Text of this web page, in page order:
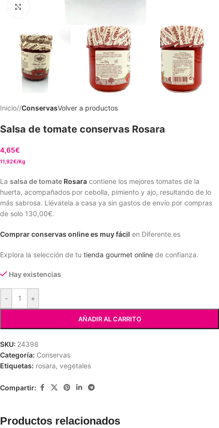
Inicio/ ConservasVolver a productos
Salsa de tomate conservas Rosara
4,65€
11,92€/Kg
La salsa de tomate Rosara contiene los mejores tomates de la
huerta, acompañados por cebolla, pimiento y ajo, resultando de lo
más sabrosa. Llévatela a casa ya sin gastos de envío por compras
de solo 130,00€.
Comprar conservas online es muy fácil en Diferente.es
Explora la selección de tu tienda gourmet online de confianza.
Hay existencias
- +
AÑADIR AL CARRITO
SKU: 24398
Categoría: Conservas
Etiquetas: rosara, vegetales
Compartir:
Productos relacionados